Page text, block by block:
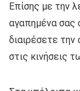
Επίσης με την
αγαπημένα σας
διαιρέσετε
στις κινήσεις